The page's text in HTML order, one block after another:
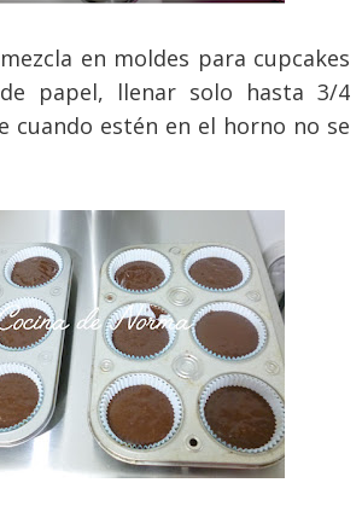
en moldes para cupcakes
papel, llenar solo hasta 3/4
cuando estén en el horno no se